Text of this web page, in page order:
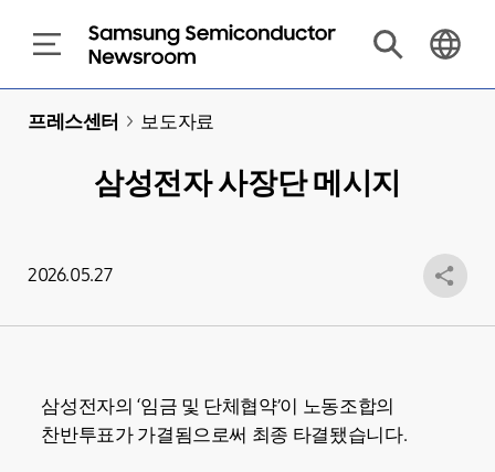
프레스센터 > 보도자료
삼성전자 사장단 메시지
2026.05.27
삼성전자의 ‘임금 및 단체협약’이 노동조합의
찬반투표가 가결됨으로써 최종 타결됐습니다.